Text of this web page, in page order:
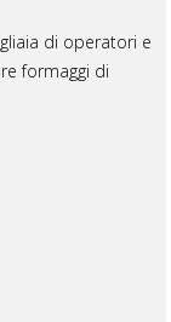
di operatori e
formaggi di